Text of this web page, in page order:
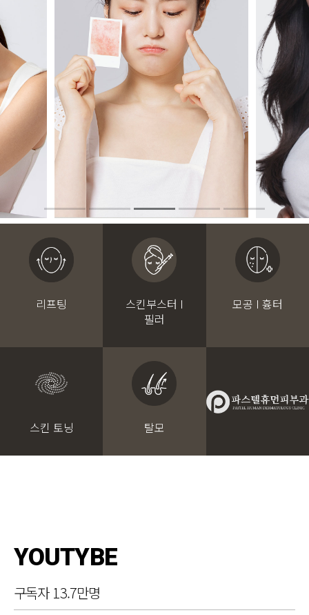
리프팅
스킨부스터 I
필러
모공 I 흉터
스킨 토닝 탈모
YOUTYBE
구독자 13.7만명